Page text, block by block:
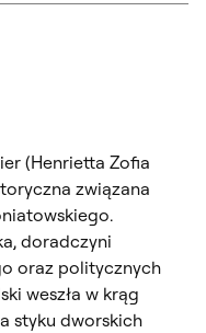
(Henrietta Zofia
związana
doradczyni
oraz politycznych
weszła w krąg
styku dworskich